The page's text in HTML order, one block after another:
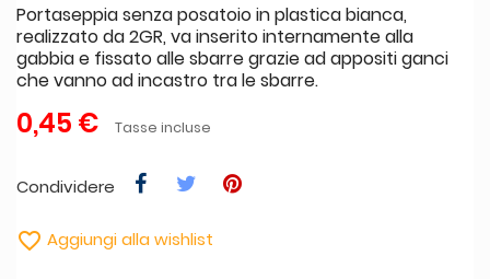
Portaseppia senza posatoio in plastica bianca,
realizzato da 2GR, va inserito internamente alla
gabbia e fissato alle sbarre grazie ad appositi ganci
che vanno ad incastro tra le sbarre.
0,45 € Tasse incluse
Condividere
 Aggiungi alla wishlist